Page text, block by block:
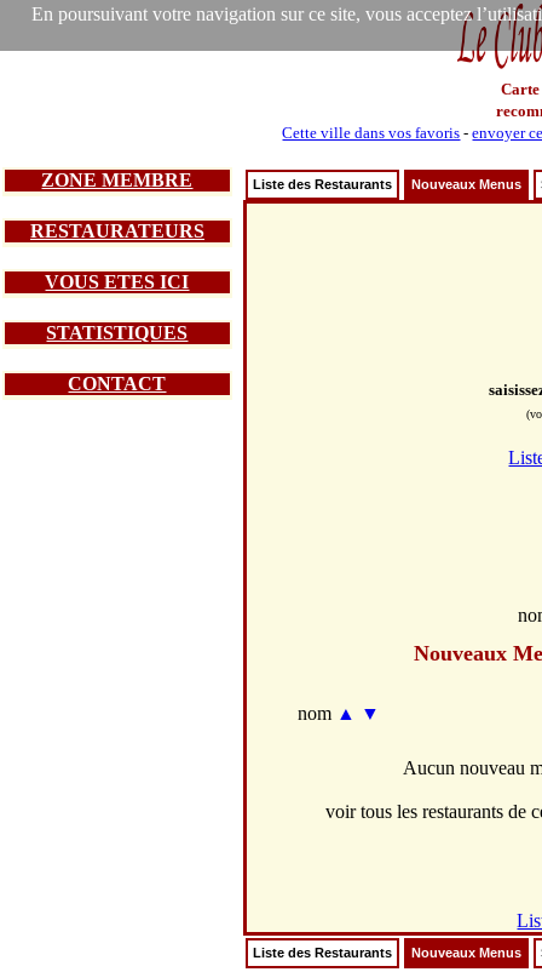
En poursuivant votre navigation sur ce site, vous acceptez
Carte
Cette ville dans vos favoris -envoyer
ZONE MEMBRE
RESTAURATEURS
VOUS ETES ICI
STATISTIQUES
CONTACT
Liste des Restaurants Nouveaux Menus
Nouveaux
nom ▲ ▼
Aucun nouveau
voir tous les restaurants de
Liste des Restaurants Nouveaux Menus